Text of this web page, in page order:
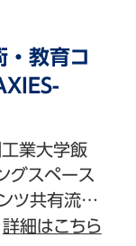
教育コ
業大学飯
グスペース
ツ共有流…
詳細はこちら